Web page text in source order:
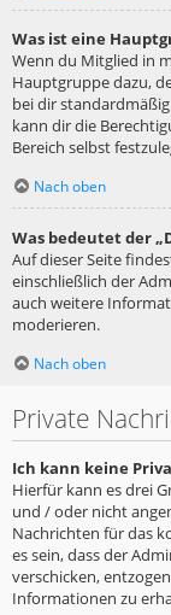
Was ist eine
Wenn du Mitglied in
Hauptgruppe dazu,
bei dir
kann dir die
Bereich selbst
Nach oben
Was bedeutet der
Auf dieser Seite
einschließlich der
auch weitere
moderieren.
Nach oben
Private
Ich kann keine
Hierfür kann es drei
und / oder nicht
Nachrichten für das
es sein, dass der
verschicken,
Informationen zu